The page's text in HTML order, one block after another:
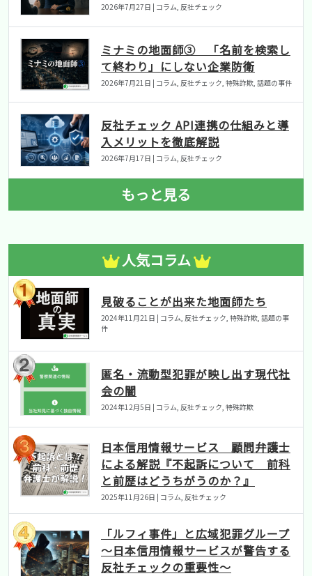
2026年7月27日 | コラム, 反社チェック
ミナミの地面師③ 「名前を検索し
て終わり」にしない企業防衛
2026年7月21日 | コラム, 反社チェック, 特殊詐欺, 話題の事件
反社チェック API連携の仕組みと導
入メリットを徹底解説
2026年7月17日 | コラム, 反社チェック
もっと見る
人気コラム
見破ることが出来た地面師たち
2024年11月21日 | コラム, 反社チェック, 特殊詐欺, 話題の事
件
匿名・流動型犯罪が映し出す現代社
会の闇
2024年12月5日 | コラム, 反社チェック, 特殊詐欺
日本信用情報サービス 顧問弁護士
による解説『不起訴について 前科
と前歴はどうちがうのか？』
2025年11月26日 | コラム, 反社チェック
「ルフィ事件」と広域犯罪グループ
〜日本信用情報サービスが警告する
反社チェックの重要性〜